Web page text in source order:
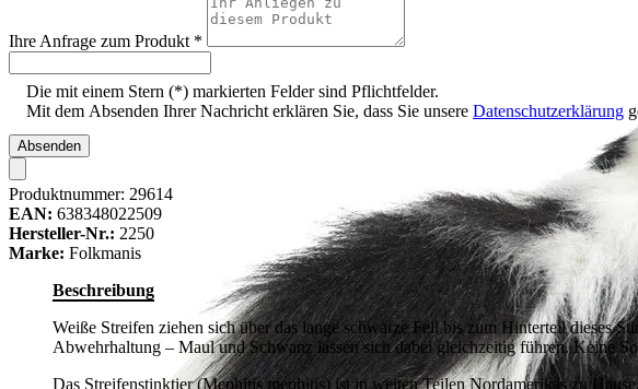
Ihre Anfrage zum Produkt *
Die mit einem Stern (*) markierten Felder sind Pflichtfelder.
Mit dem Absenden Ihrer Nachricht erklären Sie, dass Sie unsere Datenschutzerklärung
Absenden
Produktnummer: 29614
EAN: 638348022509
Hersteller-Nr.: 2250
Marke: Folkmanis
Beschreibung
Weiße Streifen ziehen sich über das lange schwarze Fell bis zum Hinterteil dieses
Abwehrhaltung – Maul und Schwanz lassen sich dabei gleichzeitig führen. Keine
Das Streifenstinktier (Mephitis mephitis) ist in weiten Teilen Nordamerikas zu